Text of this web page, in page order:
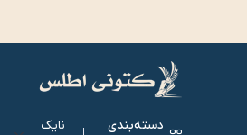
دسته‌بندی
نایک